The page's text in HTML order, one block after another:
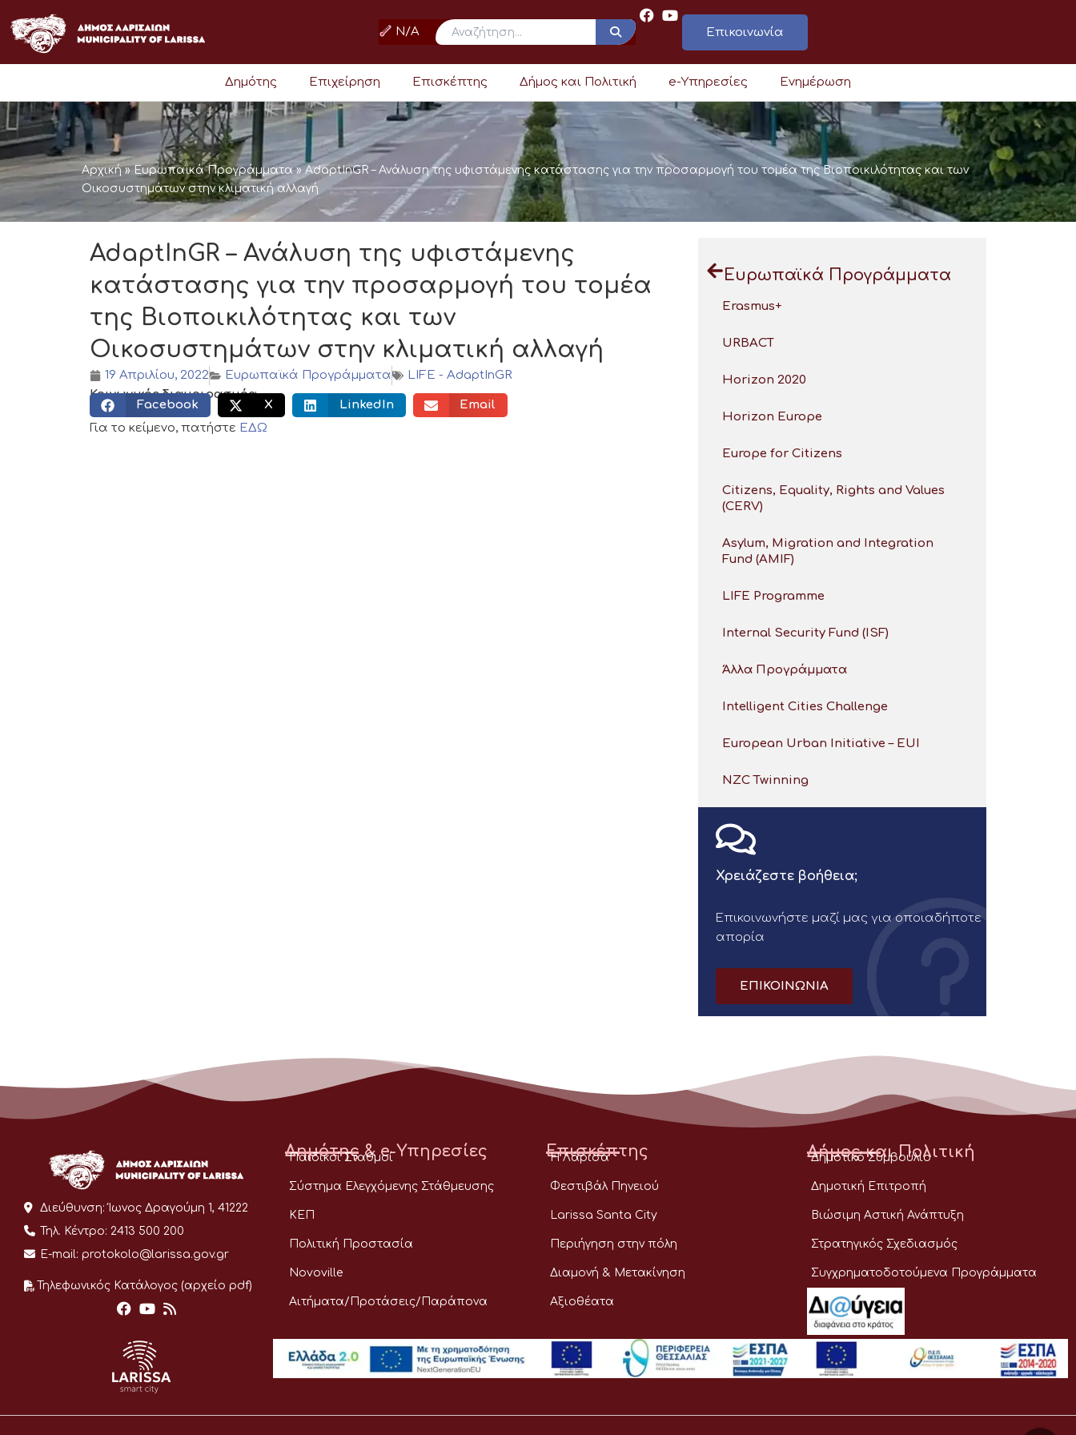
στο
περιεχόμενο
N/A Επικοινωνία
Δημότης Επιχείρηση Επισκέπτης Δήμος και Πολιτική e-Υπηρεσίες Ενημέρωση
Αρχική» Ευρωπαϊκά Προγράμματα»AdaptInGR – Ανάλυση της υφιστάμενης κατάστασης για την προσαρμογή του τομέα της Βιοποικιλότητας και των
Οικοσυστημάτων στην κλιματική αλλαγή
AdaptInGR – Ανάλυση της υφιστάμενης
κατάστασης για την προσαρμογή του τομέα
της Βιοποικιλότητας και των
Οικοσυστημάτων στην κλιματική αλλαγή
19 Απριλίου, 2022 Ευρωπαϊκά Προγράμματα
LIFE - AdaptInGR
Κοινωνικός διαμοιρασμός:
Facebook X LinkedIn
Email
Για το κείμενο, πατήστε ΕΔΩ
Ευρωπαϊκά Προγράμματα
Erasmus+
URBACT
Horizon 2020
Horizon Europe
Europe for Citizens
Citizens, Equality, Rights and Values
(CERV)
Asylum, Migration and Integration
Fund (AMIF)
LIFE Programme
Internal Security Fund (ISF)
Άλλα Προγράμματα
Intelligent Cities Challenge
European Urban Initiative – EUI
NZC Twinning
Χρειάζεστε βοήθεια;
Επικοινωνήστε μαζί μας για οποιαδήποτε
απορία
ΕΠΙΚΟΙΝΩΝΙΑ
Διεύθυνση: Ίωνος Δραγούμη 1, 41222
Τηλ. Κέντρο: 2413 500 200
E-mail: protokolo@larissa.gov.gr
Τηλεφωνικός Κατάλογος (αρχείο pdf)
Δημότης & e-Υπηρεσίες
Παιδικοί Σταθμοί
Σύστημα Ελεγχόμενης Στάθμευσης
ΚΕΠ
Πολιτική Προστασία
Novoville
Αιτήματα/Προτάσεις/Παράπονα
Επισκέπτης
Η Λάρισα
Φεστιβάλ Πηνειού
Larissa Santa City
Περιήγηση στην πόλη
Διαμονή & Μετακίνηση
Αξιοθέατα
Δήμος και Πολιτική
Δημοτικό Συμβούλιο
Δημοτική Επιτροπή
Βιώσιμη Αστική Ανάπτυξη
Στρατηγικός Σχεδιασμός
Συγχρηματοδοτούμενα Προγράμματα